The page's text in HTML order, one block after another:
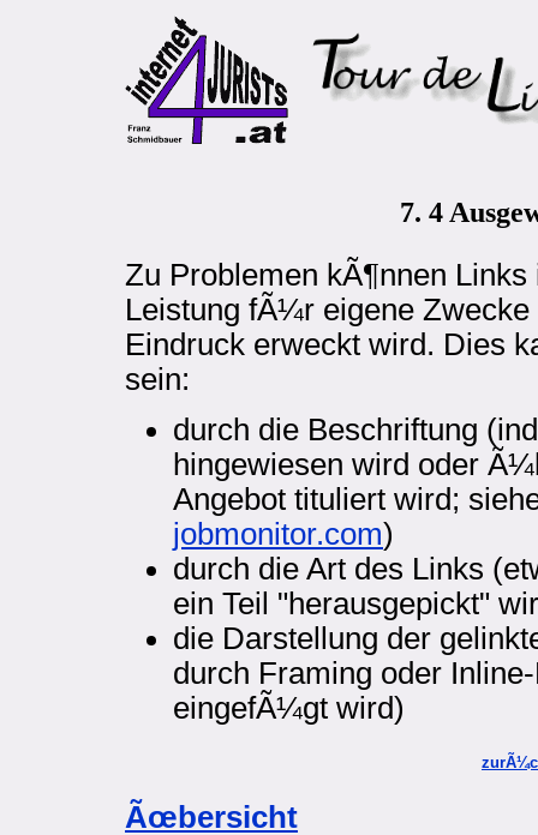
7. 4
Zu Problemen kÃ¶nnen
Leistung fÃ¼r eigene
Eindruck erweckt wird. Dies
sein:
durch die Beschriftung
hingewiesen wird oder
Angebot tituliert wird;
jobmonitor.com)
durch die Art des Links
ein Teil "herausgepickt"
die Darstellung der
durch Framing oder
eingefÃ¼gt wird)
Ãœbersicht